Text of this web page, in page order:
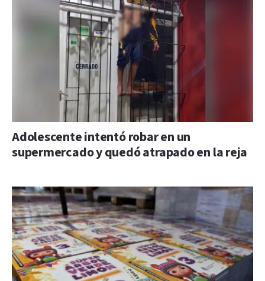
Adolescente intentó robar en un
supermercado y quedó atrapado en la reja